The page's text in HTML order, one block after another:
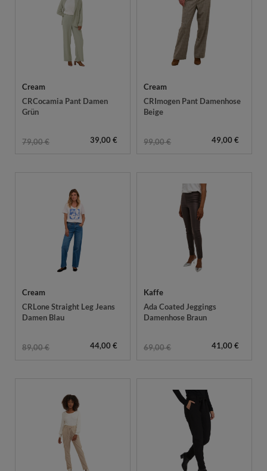
Cream
CRCocamia Pant Damen
Grün
79,00 € 39,00 €
Cream
CRImogen Pant Damenhose
Beige
99,00 € 49,00 €
Cream
CRLone Straight Leg Jeans
Damen Blau
89,00 € 44,00 €
Kaffe
Ada Coated Jeggings
Damenhose Braun
69,00 € 41,00 €